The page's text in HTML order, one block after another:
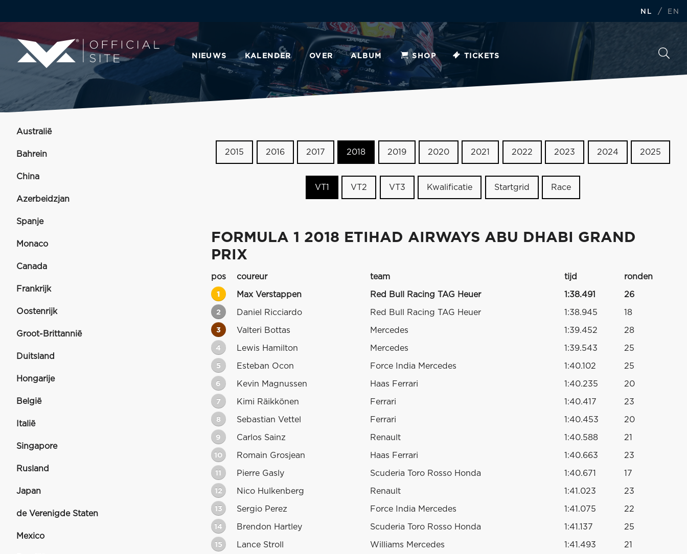
NL / EN
NIEUWS KALENDER OVER ALBUM SHOP TICKETS
Australië
Bahrein
China
Azerbeidzjan
Spanje
Monaco
Canada
Frankrijk
Oostenrijk
Groot-Brittannië
Duitsland
Hongarije
België
Italië
Singapore
Rusland
Japan
de Verenigde Staten
Mexico
2015 2016 2017 2018 2019 2020 2021 2022 2023 2024 2025
VT1 VT2 VT3 Kwalificatie Startgrid Race
FORMULA 1 2018 ETIHAD AIRWAYS ABU DHABI GRAND
PRIX
pos coureur team tijd ronden
1 Max Verstappen Red Bull Racing TAG Heuer 1:38.491 26
2 Daniel Ricciardo Red Bull Racing TAG Heuer 1:38.945 18
3 Valteri Bottas Mercedes 1:39.452 28
4 Lewis Hamilton Mercedes 1:39.543 25
5 Esteban Ocon Force India Mercedes 1:40.102 25
6 Kevin Magnussen Haas Ferrari 1:40.235 20
7 Kimi Räikkönen Ferrari 1:40.417 23
8 Sebastian Vettel Ferrari 1:40.453 20
9 Carlos Sainz Renault 1:40.588 21
10 Romain Grosjean Haas Ferrari 1:40.663 23
11 Pierre Gasly Scuderia Toro Rosso Honda 1:40.671 17
12 Nico Hulkenberg Renault 1:41.023 23
13 Sergio Perez Force India Mercedes 1:41.075 22
14 Brendon Hartley Scuderia Toro Rosso Honda 1:41.137 25
15 Lance Stroll Williams Mercedes 1:41.493 21